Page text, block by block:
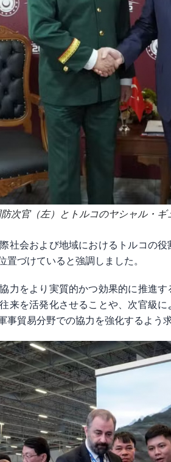
次官（左）とトルコのヤシャル・ギ
社会および地域におけるトルコの
づけていると強調しました。
力をより実質的かつ効果的に推進
来を活発化させることや、次官級
事貿易分野での協力を強化するよう求